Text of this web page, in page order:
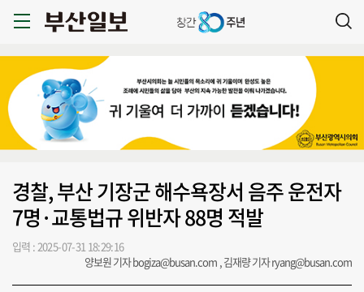
경찰, 부산 기장군 해수욕장서 음주 운전자
7명·교통법규 위반자 88명 적발
입력 : 2025-07-31 18:29:16
양보원 기자 bogiza@busan.com , 김재량 기자 ryang@busan.com